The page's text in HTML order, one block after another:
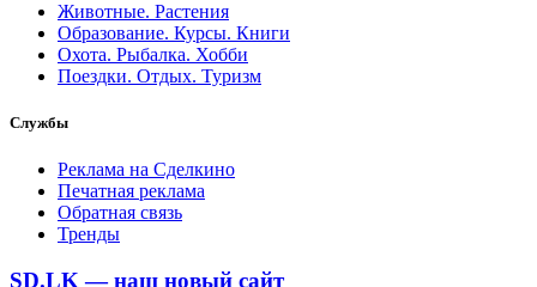
Животные. Растения
Образование. Курсы. Книги
Охота. Рыбалка. Хобби
Поездки. Отдых. Туризм
Службы
Реклама на Сделкино
Печатная реклама
Обратная связь
Тренды
SD.LK — наш новый сайт